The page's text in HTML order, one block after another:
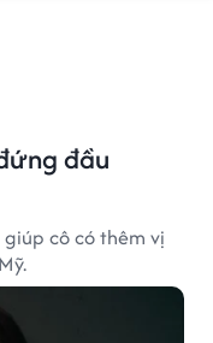
đầu
cô có thêm vị